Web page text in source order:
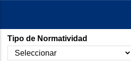
Tipo de Normatividad